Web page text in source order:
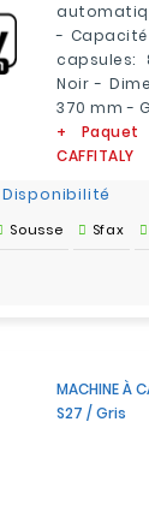
-
Noir -
370 mm -
+ Paquet
CAFFITALY
Disponibilité
Sousse Sfax
MACHINE À
S27 / Gris